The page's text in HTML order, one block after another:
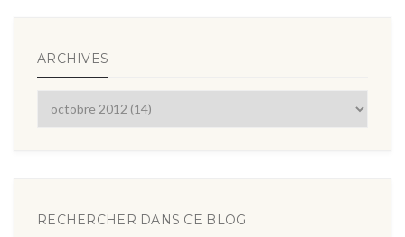
ARCHIVES
RECHERCHER DANS CE BLOG